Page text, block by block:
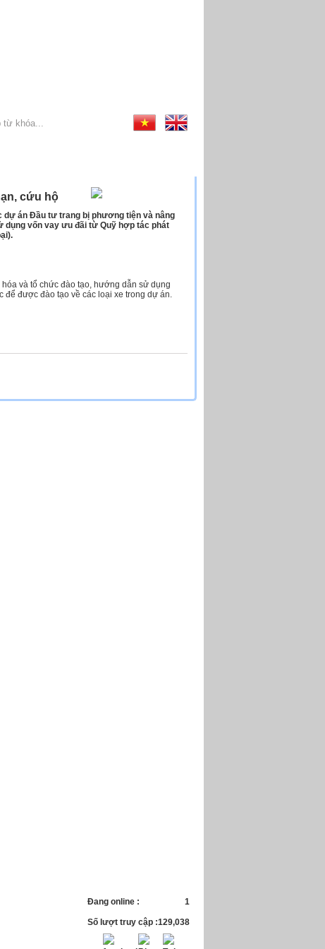
cứu hộ
dự án Đầu tư trang bị phương tiện và nâng
dụng vốn vay ưu đãi từ Quỹ hợp tác phát
và tổ chức đào tạo, hướng dẫn sử dụng
để được đào tạo về các loại xe trong dự án.
Đang online : 1
Số lượt truy cập :129,038